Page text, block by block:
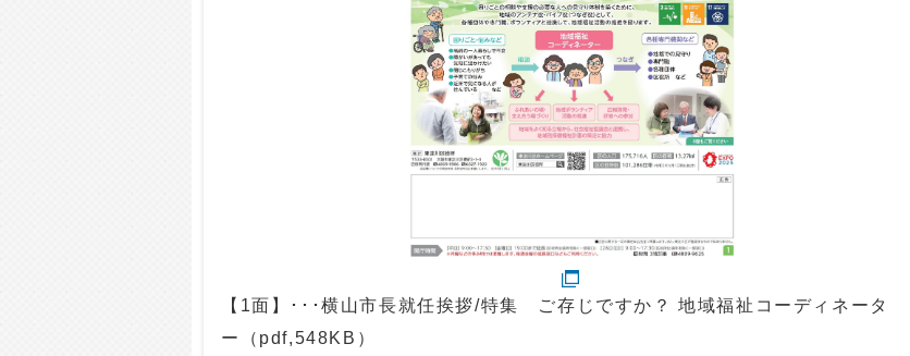
【1面】･･･横山市長就任挨拶/特集 ご存じですか？ 地域福祉コーディネータ
ー（pdf,548KB）